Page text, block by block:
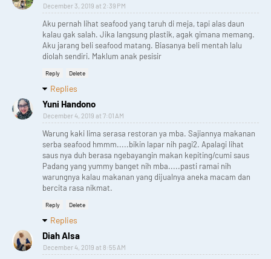
December 3, 2019 at 2:39 PM
Aku pernah lihat seafood yang taruh di meja, tapi alas daun
kalau gak salah. Jika langsung plastik, agak gimana memang.
Aku jarang beli seafood matang. Biasanya beli mentah lalu
diolah sendiri. Maklum anak pesisir
Reply Delete
Replies
Yuni Handono
December 4, 2019 at 7:01 AM
Warung kaki lima serasa restoran ya mba. Sajiannya makanan
serba seafood hmmm.....bikin lapar nih pagi2. Apalagi lihat
saus nya duh berasa ngebayangin makan kepiting/cumi saus
Padang yang yummy banget nih mba.....pasti ramai nih
warungnya kalau makanan yang dijualnya aneka macam dan
bercita rasa nikmat.
Reply Delete
Replies
Diah Alsa
December 4, 2019 at 8:55 AM